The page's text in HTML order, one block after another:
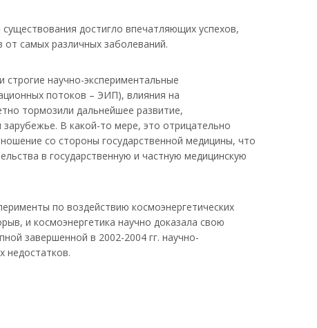
достигло впечатляющих успехов,
самых различных заболеваний.
строгие научно-экспериментальные
потоков – ЭИП), влияния на
тормозили дальнейшее развитие,
В какой-то мере, это отрицательно
со стороны государственной медицины, что
в государственную и частную медицинскую
по воздействию космоэнергетических
и космоэнергетика научно доказала свою
завершенной в 2002-2004 гг. научно-
недостатков.